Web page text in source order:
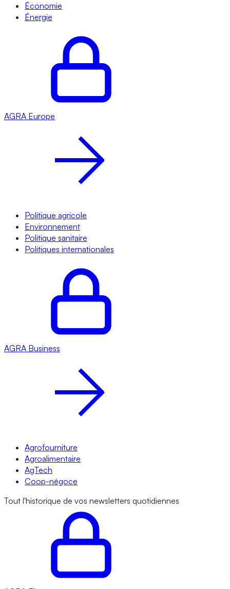
Économie
Énergie
AGRA Europe
Politique agricole
Environnement
Politique sanitaire
Politiques internationales
AGRA Business
Agrofourniture
Agroalimentaire
AgTech
Coop-négoce
Tout l'historique de vos newsletters quotidiennes